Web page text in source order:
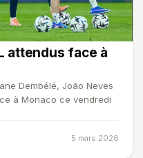
attendus face à
Dembélé, João Neves
à Monaco ce vendredi
5 mars 2026